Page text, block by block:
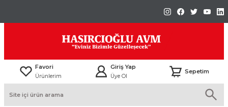
Favori
Ürünlerim
Giriş Yap
Üye Ol
Sepetim